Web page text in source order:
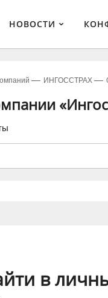
НОВОСТИ
ИНГОССТРАХ
в